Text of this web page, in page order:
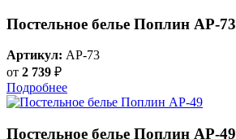
Постельное белье Поплин AP-73
Артикул: AP-73
от 2 739 ₽
Подробнее
Постельное белье Поплин AP-49